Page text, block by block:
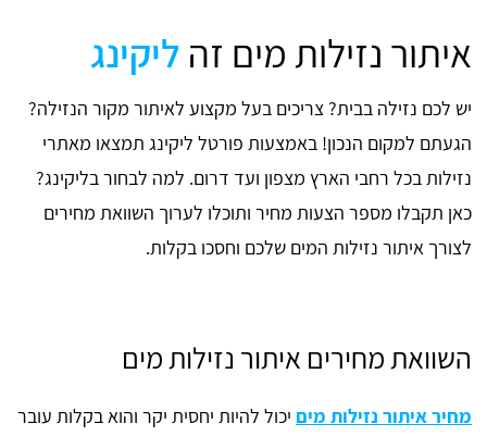
איתור נזילות מים זה ליקינג
יש לכם נזילה בבית? צריכים בעל מקצוע לאיתור מקור הנזילה?
הגעתם למקום הנכון! באמצעות פורטל ליקינג תמצאו מאתרי
נזילות בכל רחבי הארץ מצפון ועד דרום. למה לבחור בליקינג?
כאן תקבלו מספר הצעות מחיר ותוכלו לערוך השוואת מחירים
לצורך איתור נזילות המים שלכם וחסכו בקלות.
השוואת מחירים איתור נזילות מים
מחיר איתור נזילות מים יכול להיות יחסית יקר והוא בקלות עובר